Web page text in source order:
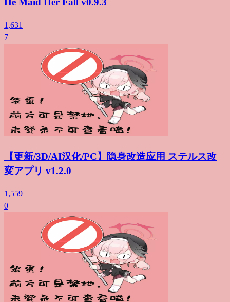
1,631
7
【更新/3D/AI汉化/PC】隐身改造应用 ステルス改
変アプリ v1.2.0
1,559
0